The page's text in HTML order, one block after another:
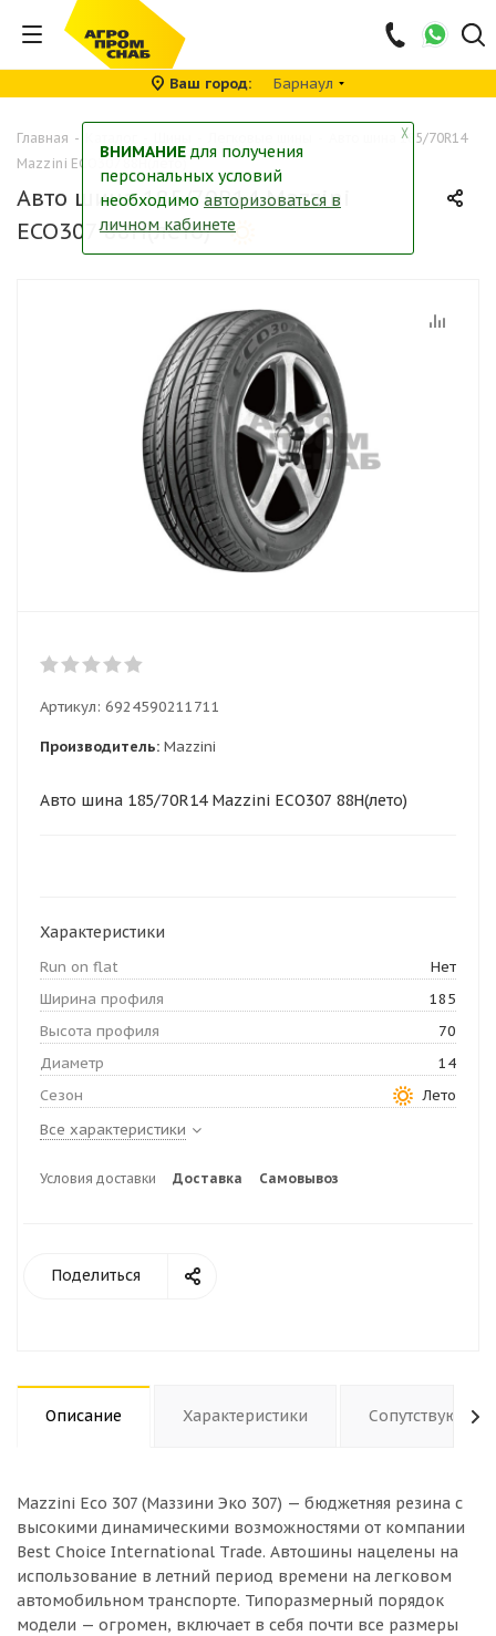
Ваш город Барнаул
Главная -
Авто шина 185/70R14
Mazzini ECO307 88H(лето)
Авто шина 185/70R14 Mazzini
ECO307 88H(лето)
Артикул: 6924590211711
Производитель: Mazzini
Авто шина 185/70R14 Mazzini ECO307 88H(лето)
Характеристики
Run on flat
Нет
Ширина профиля
185
Высота профиля
70
Диаметр
14
Сезон
Лето
Все характеристики
Условия доставки Доставка Самовывоз
Поделиться
Описание Характеристики
Mazzini Eco 307 (Маззини Эко 307) — бюджетняя резина с
высокими динамическими возможностями от компании
Best Choice International Trade. Автошины нацелены на
использование в летний период времени на легковом
автомобильном транспорте. Типоразмерный порядок
модели — огромен, включает в себя почти все размеры
╳
ВНИМАНИЕ для получения
персональных условий
необходимо авторизоваться в
личном кабинете